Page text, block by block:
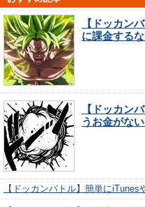
【ドッカン
に課金する
【ドッカン
うお金がな
【ドッカンバトル】簡単に